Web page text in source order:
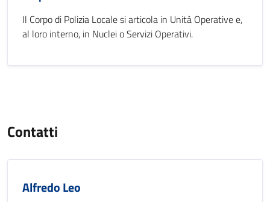
Il Corpo di Polizia Locale si articola in Unità Operative e,
al loro interno, in Nuclei o Servizi Operativi.
Contatti
Alfredo Leo